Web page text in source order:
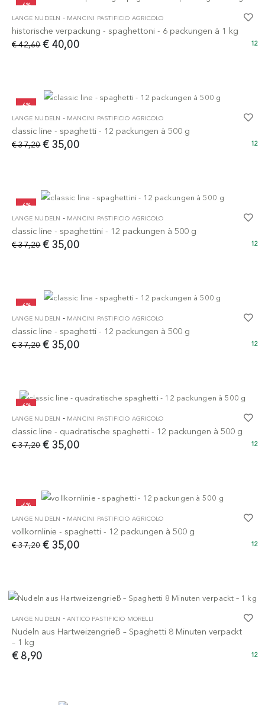
-6%
LANGE NUDELN - MANCINI PASTIFICIO AGRICOLO
historische verpackung - spaghettoni - 6 packungen à 1 kg
€ 40,00
€ 42,60 12
-6%
LANGE NUDELN - MANCINI PASTIFICIO AGRICOLO
classic line - spaghetti - 12 packungen à 500 g
€ 35,00
€ 37,20 12
-6%
LANGE NUDELN - MANCINI PASTIFICIO AGRICOLO
classic line - spaghettini - 12 packungen à 500 g
€ 35,00
€ 37,20 12
-6%
LANGE NUDELN - MANCINI PASTIFICIO AGRICOLO
classic line - spaghetti - 12 packungen à 500 g
€ 35,00
€ 37,20 12
-6%
LANGE NUDELN - MANCINI PASTIFICIO AGRICOLO
classic line - quadratische spaghetti - 12 packungen à 500 g
€ 35,00
€ 37,20 12
-6%
LANGE NUDELN - MANCINI PASTIFICIO AGRICOLO
vollkornlinie - spaghetti - 12 packungen à 500 g
€ 35,00
€ 37,20 12
LANGE NUDELN -ANTICO PASTIFICIO MORELLI
Nudeln aus Hartweizengrieß – Spaghetti 8 Minuten verpackt
– 1 kg
€ 8,90 12